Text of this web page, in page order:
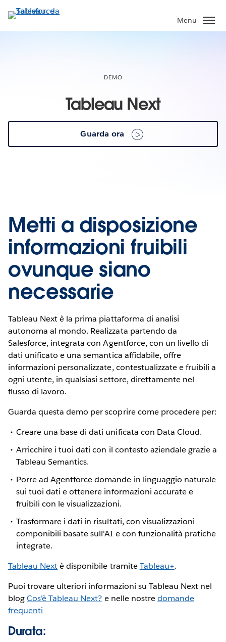
Passa
contenuto
Menu
DEMO
Tableau Next
Guarda ora
Metti a disposizione
informazioni fruibili
ovunque siano
necessarie
Tableau Next è la prima piattaforma di analisi
autonoma al mondo. Realizzata partendo da
Salesforce, integrata con Agentforce, con un livello di
dati unificato e una semantica affidabile, offre
informazioni personalizzate, contestualizzate e fruibili a
ogni utente, in qualsiasi settore, direttamente nel
flusso di lavoro.
Guarda questa demo per scoprire come procedere per:
Creare una base di dati unificata con Data Cloud.
Arricchire i tuoi dati con il contesto aziendale grazie a
Tableau Semantics.
Porre ad Agentforce domande in linguaggio naturale
sui tuoi dati e ottenere informazioni accurate e
fruibili con le visualizzazioni.
Trasformare i dati in risultati, con visualizzazioni
componibili basate sull'AI e con funzionalità pratiche
integrate.
Tableau Nextè disponibile tramiteTableau+.
Puoi trovare ulteriori informazioni su Tableau Next nel
blogCos'è Tableau Next? e nelle nostredomande
frequenti
Durata: